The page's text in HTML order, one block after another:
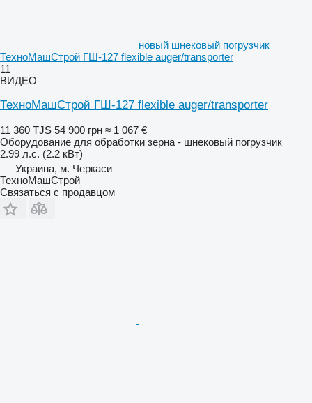
новый шнековый погрузчик
ТехноМашСтрой ГШ-127 flexible auger/transporter
11
ВИДЕО
ТехноМашСтрой ГШ-127 flexible auger/transporter
11 360 TJS 54 900 грн ≈ 1 067 €
Оборудование для обработки зерна - шнековый погрузчик
2.99 л.с. (2.2 кВт)
Украина, м. Черкаси
ТехноМашСтрой
Связаться с продавцом